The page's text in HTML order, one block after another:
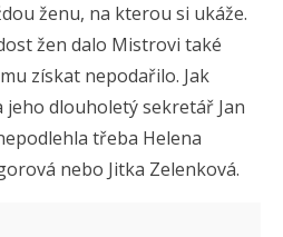
ženu, na kterou si ukáže.
žen dalo Mistrovi také
získat nepodařilo. Jak
dlouholetý sekretář Jan
třeba Helena
nebo Jitka Zelenková.